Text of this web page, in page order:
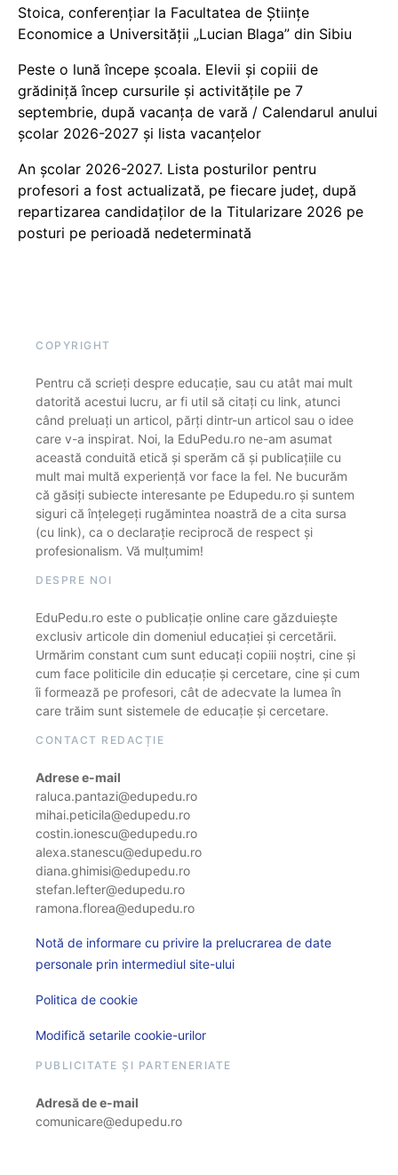
Stoica, conferențiar la Facultatea de Științe
Economice a Universității „Lucian Blaga” din Sibiu
Peste o lună începe școala. Elevii și copiii de
grădiniță încep cursurile și activitățile pe 7
septembrie, după vacanța de vară / Calendarul anului
școlar 2026-2027 și lista vacanțelor
An școlar 2026-2027. Lista posturilor pentru
profesori a fost actualizată, pe fiecare județ, după
repartizarea candidaților de la Titularizare 2026 pe
posturi pe perioadă nedeterminată
COPYRIGHT
Pentru că scrieți despre educație, sau cu atât mai mult
datorită acestui lucru, ar fi util să citați cu link, atunci
când preluați un articol, părți dintr-un articol sau o idee
care v-a inspirat. Noi, la EduPedu.ro ne-am asumat
această conduită etică și sperăm că și publicațiile cu
mult mai multă experiență vor face la fel. Ne bucurăm
că găsiți subiecte interesante pe Edupedu.ro și suntem
siguri că înțelegeți rugămintea noastră de a cita sursa
(cu link), ca o declarație reciprocă de respect și
profesionalism. Vă mulțumim!
DESPRE NOI
EduPedu.ro este o publicație online care găzduiește
exclusiv articole din domeniul educației și cercetării.
Urmărim constant cum sunt educați copiii noștri, cine și
cum face politicile din educație și cercetare, cine și cum
îi formează pe profesori, cât de adecvate la lumea în
care trăim sunt sistemele de educație și cercetare.
CONTACT REDACȚIE
Adrese e-mail
raluca.pantazi@edupedu.ro
mihai.peticila@edupedu.ro
costin.ionescu@edupedu.ro
alexa.stanescu@edupedu.ro
diana.ghimisi@edupedu.ro
stefan.lefter@edupedu.ro
ramona.florea@edupedu.ro
Notă de informare cu privire la prelucrarea de date
personale prin intermediul site-ului
Politica de cookie
Modifică setarile cookie-urilor
PUBLICITATE ȘI PARTENERIATE
Adresă de e-mail
comunicare@edupedu.ro